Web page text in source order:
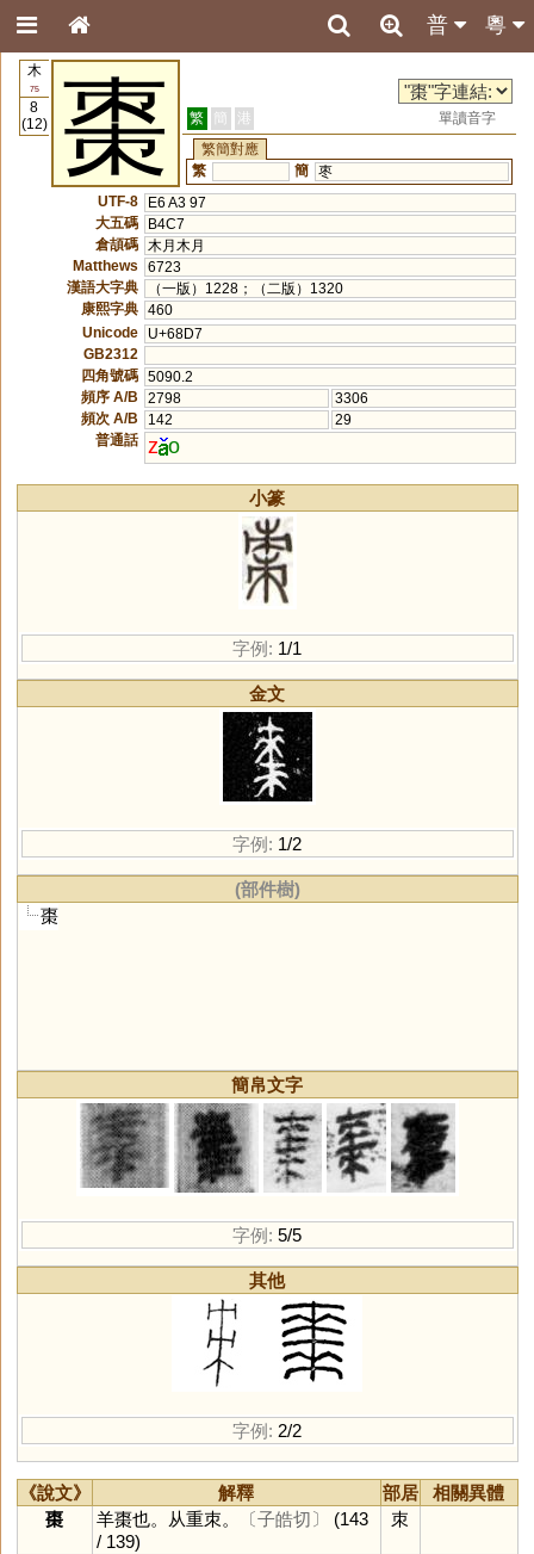
粵
普
木
75
8
(12)
棗 繁 簡 港
單讀音字
繁簡對應
繁
簡 枣
UTF-8
E6 A3 97
大五碼
B4C7
倉頡碼
木月木月
Matthews
6723
漢語大字典
（一版）1228；（二版）1320
康熙字典 460
Unicode
U+68D7
GB2312
四角號碼 5090.2
頻序 A/B
2798
3306
頻次 A/B
142
29
普通話 z o
小篆
字例: 1/1
金文
字例: 1/2
(部件樹)
棗
簡帛文字
字例: 5/5
其他
字例: 2/2
《說文》 解釋 部居
相關異體
棗
羊棗也。从重朿。 〔子皓切〕
(143
/ 139)
朿